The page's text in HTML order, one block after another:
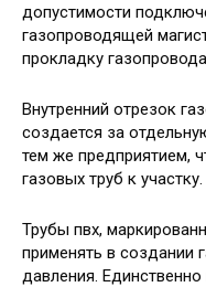
допустимости
газопроводящей
прокладку
Внутренний отрезок
создается за
тем же предприятием,
газовых труб к участку.
Трубы пвх,
применять в создании
давления.